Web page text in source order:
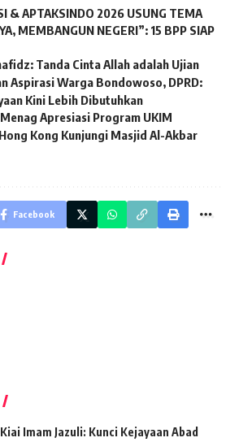
& APTAKSINDO 2026 USUNG TEMA
MEMBANGUN NEGERI”: 15 BPP SIAP
Tanda Cinta Allah adalah Ujian
Aspirasi Warga Bondowoso, DPRD:
Kini Lebih Dibutuhkan
Apresiasi Program UKIM
Kong Kunjungi Masjid Al-Akbar
Facebook
Kiai Imam Jazuli: Kunci Kejayaan Abad